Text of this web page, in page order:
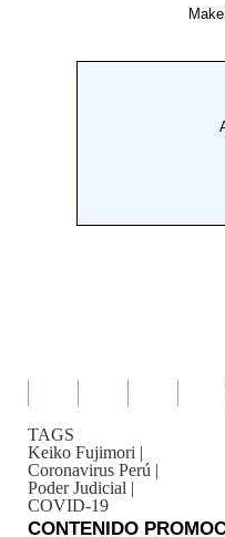
TAGS
Keiko Fujimori |
Coronavirus Perú |
Poder Judicial |
COVID-19